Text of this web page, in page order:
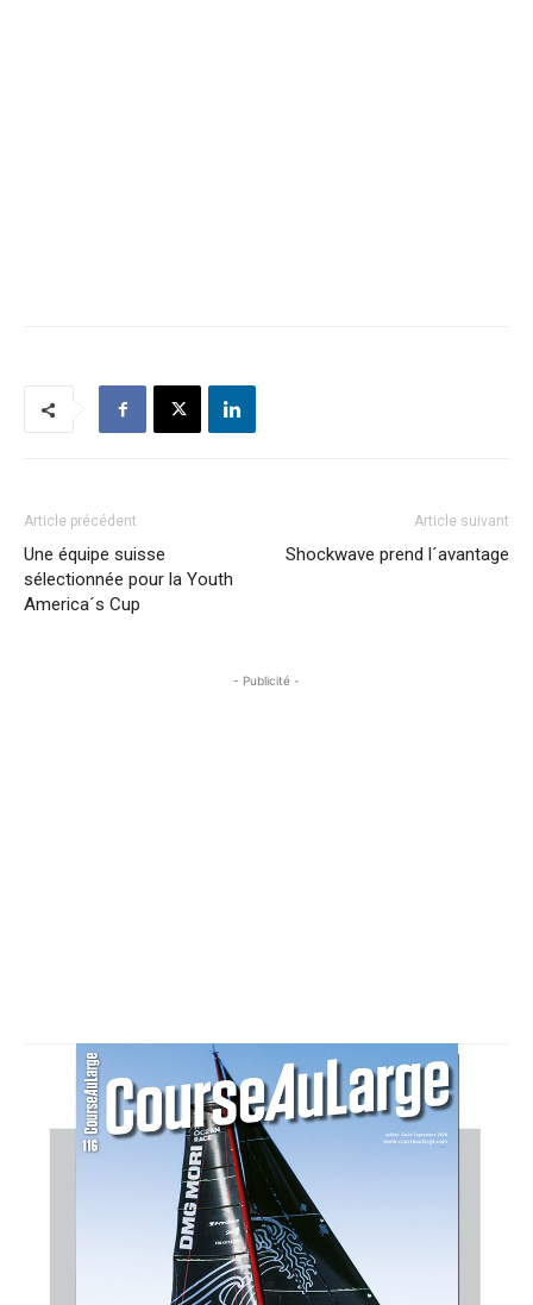
Article précédent
Une équipe suisse
sélectionnée pour la Youth
America´s Cup
Article suivant
Shockwave prend l´avantage
- Publicité -